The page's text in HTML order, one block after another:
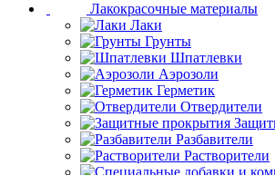
Лакокрасочные материалы
Лаки
Грунты
Шпатлевки
Аэрозоли
Герметик
Отвердители
Разбавители
Растворители